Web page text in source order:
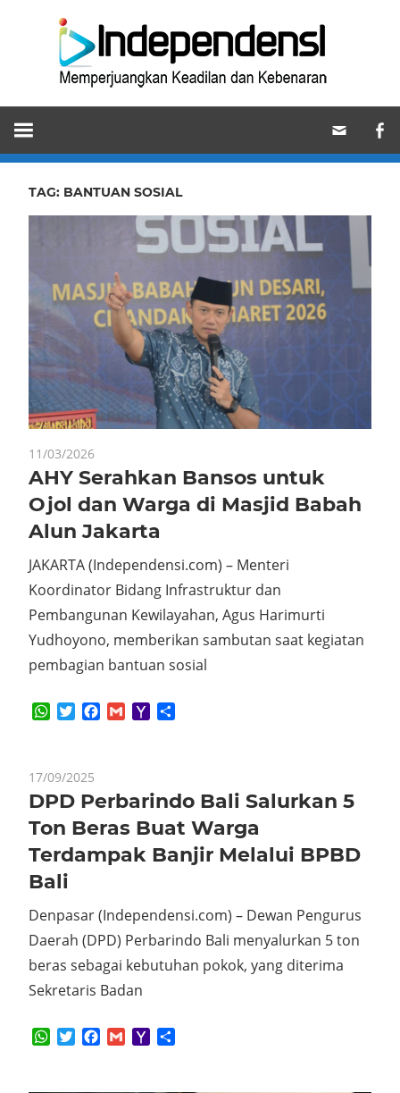
Memperjuangkan
Keadilan
dan
Kebenaran
TAG: BANTUAN SOSIAL
11/03/2026
AHY Serahkan Bansos untuk
Ojol dan Warga di Masjid Babah
Alun Jakarta
JAKARTA (Independensi.com) – Menteri
Koordinator Bidang Infrastruktur dan
Pembangunan Kewilayahan, Agus Harimurti
Yudhoyono, memberikan sambutan saat kegiatan
pembagian bantuan sosial
WhatsApp
TwitterFacebook
GmailYahoo
17/09/2025
DPD Perbarindo Bali Salurkan 5
Ton Beras Buat Warga
Terdampak Banjir Melalui BPBD
Bali
Denpasar (Independensi.com) – Dewan Pengurus
Daerah (DPD) Perbarindo Bali menyalurkan 5 ton
beras sebagai kebutuhan pokok, yang diterima
Sekretaris Badan
WhatsApp
TwitterFacebook
GmailYahoo